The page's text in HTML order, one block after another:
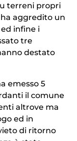
terreni propri
aggredito un
infine i
tre
destato
emesso 5
il comune
altrove ma
ed in
di ritorno